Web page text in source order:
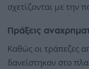
σχετίζονται με την
Πράξεις
Καθώς οι τράπεζες
δανείστηκαν στο